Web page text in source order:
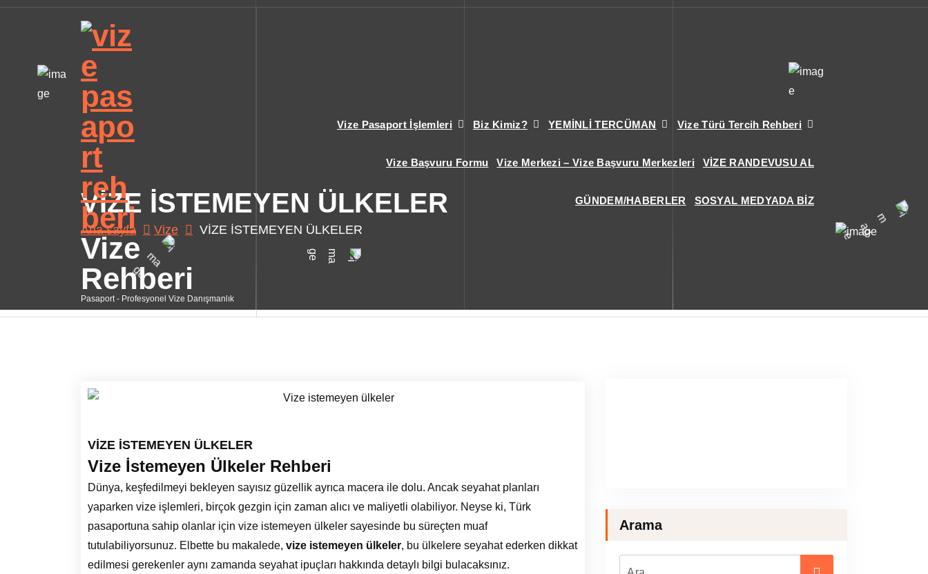
İ
Vize
Rehberi
Pasaport - Profesyonel Vize Danışmanlık
Vize Pasaport İşlemleri Biz Kimiz? YEMİNLİ TERCÜMAN Vize Türü Tercih Rehberi
Vize Başvuru Formu Vize Merkezi – Vize Başvuru Merkezleri VİZE RANDEVUSU AL
GÜNDEM/HABERLER SOSYAL MEDYADA BİZ
VİZE İSTEMEYEN ÜLKELER
Ana sayfa Vize VİZE İSTEMEYEN ÜLKELER
VİZE İSTEMEYEN ÜLKELER
Vize İstemeyen Ülkeler Rehberi
Dünya, keşfedilmeyi bekleyen sayısız güzellik ayrıca macera ile dolu. Ancak seyahat planları
yaparken vize işlemleri, birçok gezgin için zaman alıcı ve maliyetli olabiliyor. Neyse ki, Türk
pasaportuna sahip olanlar için vize istemeyen ülkeler sayesinde bu süreçten muaf
tutulabiliyorsunuz. Elbette bu makalede, vize istemeyen ülkeler, bu ülkelere seyahat ederken dikkat
edilmesi gerekenler aynı zamanda seyahat ipuçları hakkında detaylı bilgi bulacaksınız.
Arama